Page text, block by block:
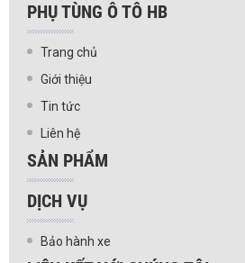
PHỤ TÙNG Ô TÔ HB
Trang chủ
Giới thiệu
Tin tức
Liên hệ
SẢN PHẨM
DỊCH VỤ
Bảo hành xe